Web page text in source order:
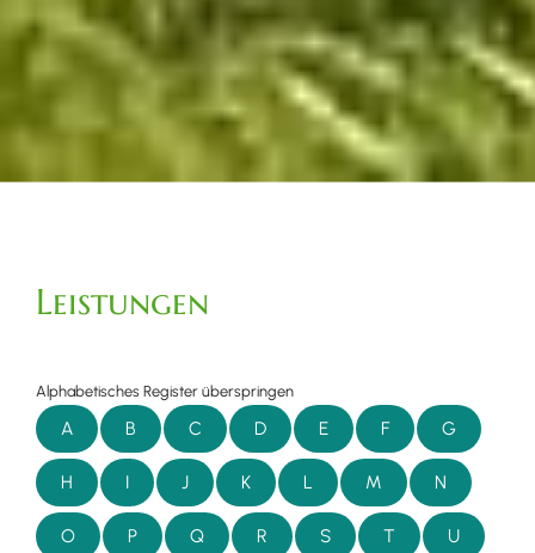
Leistungen
Alphabetisches Register überspringen
A B C D E F G
H I J K L M N
O P Q R S T U